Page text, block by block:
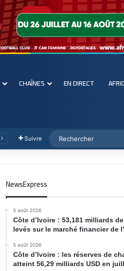
CHAÎNES EN DIRECT
Suivre
NewsExpress
5 août 2026
Côte d’Ivoire : 53,181 milliards de
levés sur le marché financier de
5 août 2026
Côte d’Ivoire : les réserves de
atteint 56,29 milliards USD en